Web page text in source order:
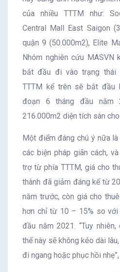
của nhiều TTTM như:
Central Mall East Saigon
quận 9 (50.000m2), Elite
Nhóm nghiên cứu MASVN
bắt đầu đi vào trạng thái
TTTM kể trên sẽ bắt đầu
đoạn 6 tháng đầu năm
216.000m2 diện tích sàn
Một điểm đáng chú ý nữa
các biện pháp giãn cách,
trợ từ phía TTTM, giá cho
thành đã giảm đáng kể từ
năm trước, còn giá cho
hơn chỉ từ 10 – 15% so
đầu năm 2021. “Tuy
thế này sẽ không kéo dài
đi ngang hoặc phục hồi